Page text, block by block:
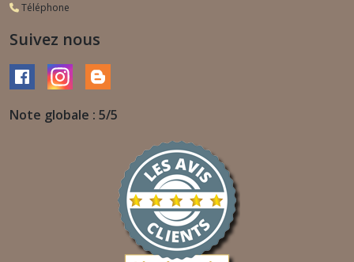
Téléphone
Suivez nous
Note globale : 5/5